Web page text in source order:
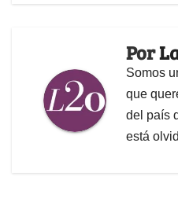
Por
Somos
que
del país
está